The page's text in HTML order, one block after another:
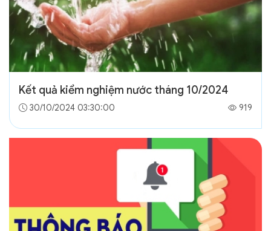
Kết quả kiểm nghiệm nước tháng 10/2024
30/10/2024 03:30:00 919